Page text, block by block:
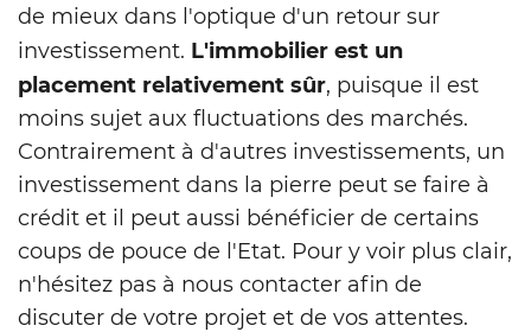
de mieux dans l'optique d'un retour sur
investissement. L'immobilier est un
placement relativement sûr, puisque il est
moins sujet aux fluctuations des marchés.
Contrairement à d'autres investissements, un
investissement dans la pierre peut se faire à
crédit et il peut aussi bénéficier de certains
coups de pouce de l'Etat. Pour y voir plus clair,
n'hésitez pas à nous contacter afin de
discuter de votre projet et de vos attentes.